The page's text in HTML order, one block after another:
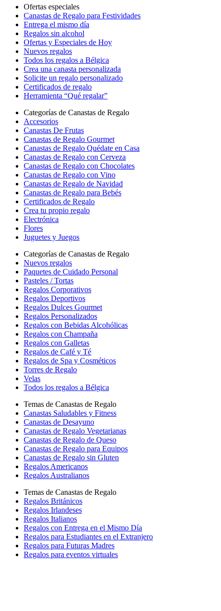
Ofertas especiales
Canastas de Regalo para Festividades
Entrega el mismo día
Regalos sin alcohol
Ofertas y Especiales de Hoy
Nuevos regalos
Todos los regalos a Bélgica
Crea una canasta personalizada
Solicite un regalo personalizado
Certificados de regalo
Herramienta “Qué regalar”
Categorías de Canastas de Regalo
Accesorios
Canastas De Frutas
Canastas de Regalo Gourmet
Canastas de Regalo Quédate en Casa
Canastas de Regalo con Cerveza
Canastas de Regalo con Chocolates
Canastas de Regalo con Vino
Canastas de Regalo de Navidad
Canastas de Regalo para Bebés
Certificados de Regalo
Crea tu propio regalo
Electrónica
Flores
Juguetes y Juegos
Categorías de Canastas de Regalo
Nuevos regalos
Paquetes de Cuidado Personal
Pasteles / Tortas
Regalos Corporativos
Regalos Deportivos
Regalos Dulces Gourmet
Regalos Personalizados
Regalos con Bebidas Alcohólicas
Regalos con Champaña
Regalos con Galletas
Regalos de Café y Té
Regalos de Spa y Cosméticos
Torres de Regalo
Velas
Todos los regalos a Bélgica
Temas de Canastas de Regalo
Canastas Saludables y Fitness
Canastas de Desayuno
Canastas de Regalo Vegetarianas
Canastas de Regalo de Queso
Canastas de Regalo para Equipos
Canastas de Regalo sin Gluten
Regalos Americanos
Regalos Australianos
Temas de Canastas de Regalo
Regalos Británicos
Regalos Irlandeses
Regalos Italianos
Regalos con Entrega en el Mismo Día
Regalos para Estudiantes en el Extranjero
Regalos para Futuras Madres
Regalos para eventos virtuales